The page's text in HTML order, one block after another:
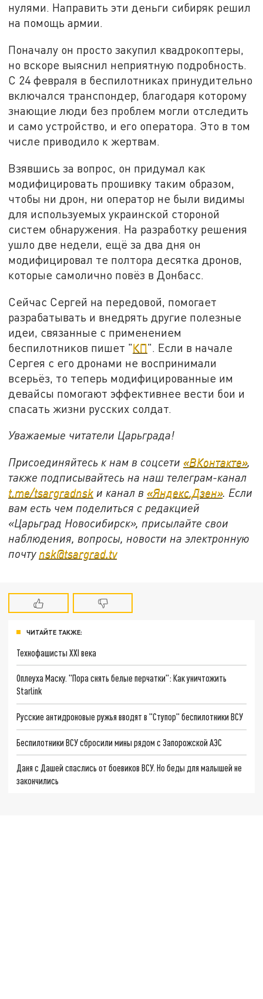
нулями. Направить эти деньги сибиряк решил
на помощь армии.
Поначалу он просто закупил квадрокоптеры,
но вскоре выяснил неприятную подробность.
С 24 февраля в беспилотниках принудительно
включался транспондер, благодаря которому
знающие люди без проблем могли отследить
и само устройство, и его оператора. Это в том
числе приводило к жертвам.
Взявшись за вопрос, он придумал как
модифицировать прошивку таким образом,
чтобы ни дрон, ни оператор не были видимы
для используемых украинской стороной
систем обнаружения. На разработку решения
ушло две недели, ещё за два дня он
модифицировал те полтора десятка дронов,
которые самолично повёз в Донбасс.
Сейчас Сергей на передовой, помогает
разрабатывать и внедрять другие полезные
идеи, связанные с применением
беспилотников пишет "КП". Если в начале
Сергея с его дронами не воспринимали
всерьёз, то теперь модифицированные им
девайсы помогают эффективнее вести бои и
спасать жизни русских солдат.
Уважаемые читатели Царьграда!
Присоединяйтесь к нам в соцсети «ВКонтакте»,
также подписывайтесь на наш телеграм-канал
t.me/tsargradnsk и канал в «Яндекс.Дзен». Если
вам есть чем поделиться с редакцией
«Царьград Новосибирск», присылайте свои
наблюдения, вопросы, новости на электронную
почту nsk@tsargrad.tv
ЧИТАЙТЕ ТАКЖЕ:
Технофашисты XXI века
Оплеуха Маску. "Пора снять белые перчатки": Как уничтожить
Starlink
Русские антидроновые ружья вводят в "Ступор" беспилотники ВСУ
Беспилотники ВСУ сбросили мины рядом с Запорожской АЭС
Даня с Дашей спаслись от боевиков ВСУ. Но беды для малышей не
закончились